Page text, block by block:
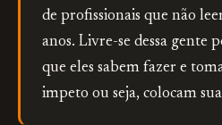
de profissionais que não
anos. Livre-se dessa gente
que eles sabem fazer e
impeto ou seja, colocam